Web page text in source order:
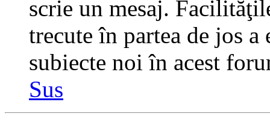
scrie un mesaj.
trecute în partea de jos
subiecte noi în acest
Sus